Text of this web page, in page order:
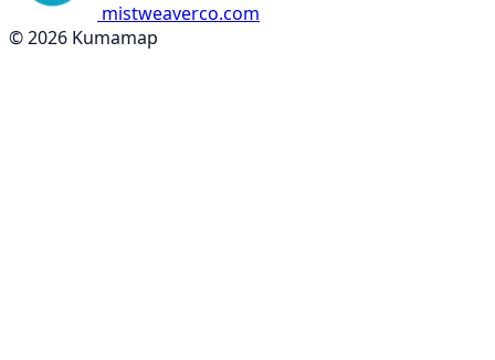
mistweaverco.com
© 2026 Kumamap